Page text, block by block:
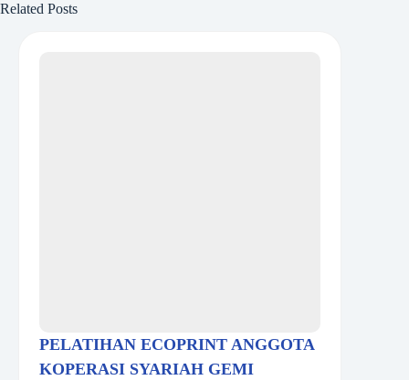
Related Posts
PELATIHAN ECOPRINT ANGGOTA
KOPERASI SYARIAH GEMI